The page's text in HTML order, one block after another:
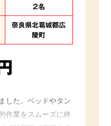
2名
奈良県北葛城郡広
陵町
した。ベッドやタン
作業をスムーズに終